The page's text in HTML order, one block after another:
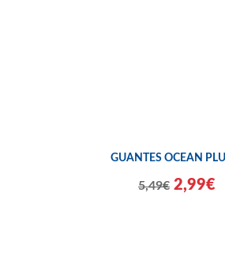
GUANTES OCEAN
5,49€ 2,99€